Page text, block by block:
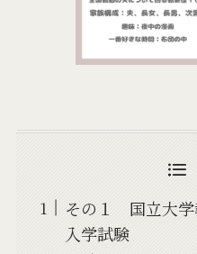
その１ 国立大
入学試験